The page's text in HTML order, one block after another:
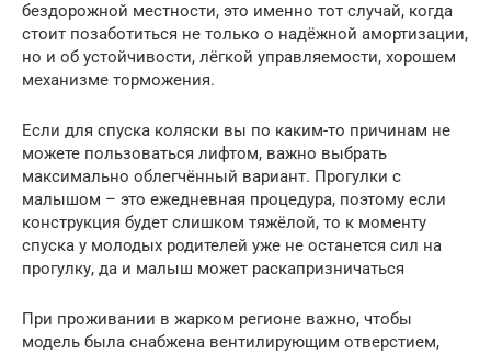
бездорожной местности, это именно тот случай, когда
стоит позаботиться не только о надёжной амортизации,
но и об устойчивости, лёгкой управляемости, хорошем
механизме торможения.
Если для спуска коляски вы по каким-то причинам не
можете пользоваться лифтом, важно выбрать
максимально облегчённый вариант. Прогулки с
малышом – это ежедневная процедура, поэтому если
конструкция будет слишком тяжёлой, то к моменту
спуска у молодых родителей уже не останется сил на
прогулку, да и малыш может раскапризничаться
При проживании в жарком регионе важно, чтобы
модель была снабжена вентилирующим отверстием,